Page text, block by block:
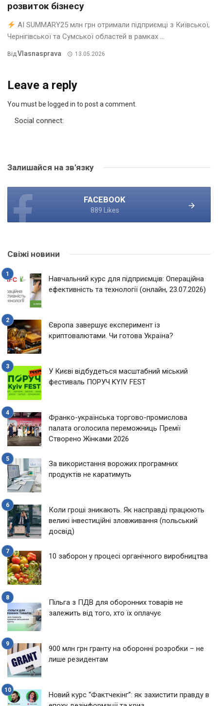
розвиток бізнесу
AI SUMMARY25 млн грн отримали підприємці з Київської,
Чернігівської та Сумської областей в рамках ...
ВідVlasnasprava 13.05.2026
Leave a reply
You must be logged in to post a comment.
Social connect:
Залишайся на зв'язку
FACEBOOK
889 Likes
Свіжі новини
Навчальний курс для підприємців: Операційна
ефективність та технології (онлайн, 23.07.2026)
Європа завершує експеримент із
криптовалютами. Чи готова Україна?
У Києві відбудеться масштабний міський
фестиваль ПОРУЧ KYIV FEST
Франко-українська торгово-промислова
палата оголосила переможниць Премії
Створено Жінками 2026
За використання ворожих програмних
продуктів не каратимуть
Коли гроші зникають. Як насправді працюють
великі інвестиційні зловживання (польський
досвід)
10 заборон у процесі органічного виробництва
Пільга з ПДВ для оборонних товарів не
залежить від того, хто їх оплачує
900 млн грн гранту на оборонні розробки – не
лише резидентам
Новий курс “Фактчекінг”: як захистити правду в